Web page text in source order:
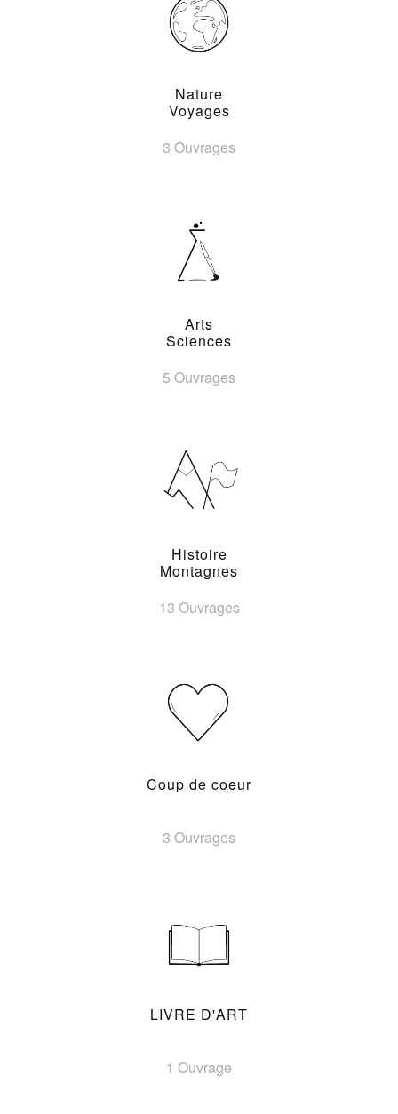
Nature
Voyages
3 Ouvrages
Arts
Sciences
5 Ouvrages
Histoire
Montagnes
13 Ouvrages
Coup de coeur
3 Ouvrages
LIVRE D'ART
1 Ouvrage